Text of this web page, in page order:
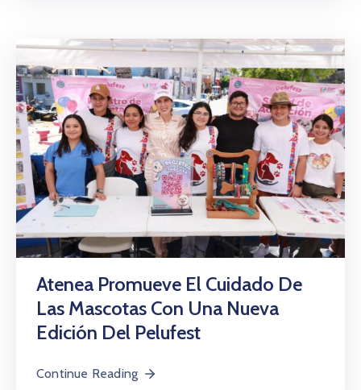
Atenea Promueve El Cuidado De
Las Mascotas Con Una Nueva
Edición Del Pelufest
Continue Reading